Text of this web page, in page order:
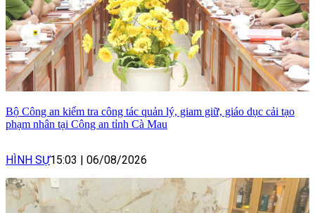
Bộ Công an kiểm tra công tác quản lý, giam giữ, giáo dục cải tạo
phạm nhân tại Công an tỉnh Cà Mau
HÌNH SỰ15:03 06/08/2026